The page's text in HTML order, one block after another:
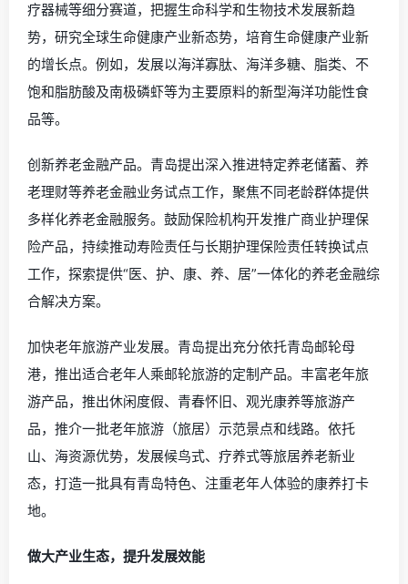
疗器械等细分赛道，把握生命科学和生物技术发展新趋
势，研究全球生命健康产业新态势，培育生命健康产业新
的增长点。例如，发展以海洋寡肽、海洋多糖、脂类、不
饱和脂肪酸及南极磷虾等为主要原料的新型海洋功能性食
品等。
创新养老金融产品。青岛提出深入推进特定养老储蓄、养
老理财等养老金融业务试点工作，聚焦不同老龄群体提供
多样化养老金融服务。鼓励保险机构开发推广商业护理保
险产品，持续推动寿险责任与长期护理保险责任转换试点
工作，探索提供“医、护、康、养、居”一体化的养老金融综
合解决方案。
加快老年旅游产业发展。青岛提出充分依托青岛邮轮母
港，推出适合老年人乘邮轮旅游的定制产品。丰富老年旅
游产品，推出休闲度假、青春怀旧、观光康养等旅游产
品，推介一批老年旅游（旅居）示范景点和线路。依托
山、海资源优势，发展候鸟式、疗养式等旅居养老新业
态，打造一批具有青岛特色、注重老年人体验的康养打卡
地。
做大产业生态，提升发展效能